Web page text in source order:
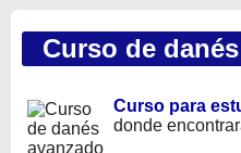
Curso de
Curso para
donde